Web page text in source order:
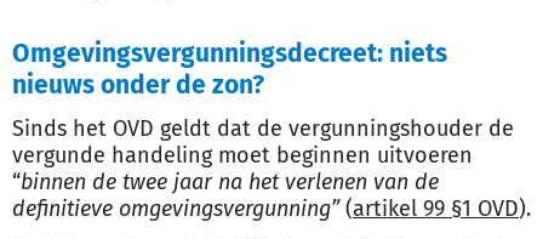
Omgevingsvergunningsdecreet: niets
nieuws onder de zon?
Sinds het OVD geldt dat de vergunningshouder de
vergunde handeling moet beginnen uitvoeren
“binnen de twee jaar na het verlenen van de
definitieve omgevingsvergunning”(artikel 99 §1 OVD).